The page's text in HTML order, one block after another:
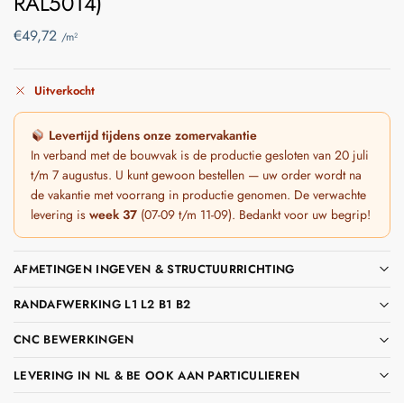
€49,72 /m²
Uitverkocht
Levertijd tijdens onze zomervakantie
In verband met de bouwvak is de productie gesloten van 20 juli
t/m 7 augustus. U kunt gewoon bestellen — uw order wordt na
de vakantie met voorrang in productie genomen. De verwachte
levering is week 37 (07-09 t/m 11-09). Bedankt voor uw begrip!
AFMETINGEN INGEVEN & STRUCTUURRICHTING
RANDAFWERKING L1 L2 B1 B2
CNC BEWERKINGEN
LEVERING IN NL & BE OOK AAN PARTICULIEREN